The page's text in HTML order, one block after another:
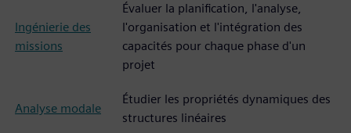
Ingénierie des
missions
Évaluer la planification, l'analyse,
l'organisation et l'intégration des
capacités pour chaque phase d'un
projet
Analyse modale
Étudier les propriétés dynamiques des
structures linéaires